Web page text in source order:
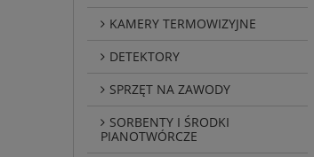
KAMERY TERMOWIZYJNE
DETEKTORY
SPRZĘT NA ZAWODY
SORBENTY I ŚRODKI
PIANOTWÓRCZE